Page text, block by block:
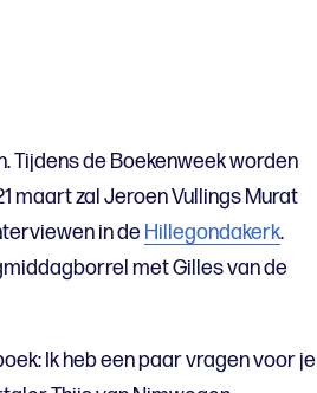
Tijdens de Boekenweek worden
maart zal Jeroen Vullings Murat
in de Hillegondakerk.
met Gilles van de
Ik heb een paar vragen voor je